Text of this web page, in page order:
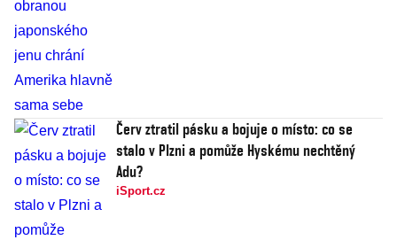
Červ ztratil pásku a bojuje o místo: co se
stalo v Plzni a pomůže Hyskému nechtěný
Adu?
iSport.cz